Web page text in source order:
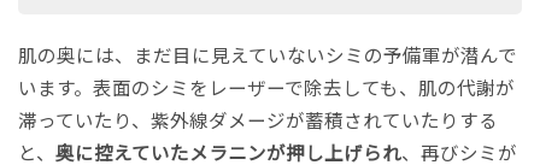
肌の奥には、まだ目に見えていないシミの予備軍が潜んで
います。表面のシミをレーザーで除去しても、肌の代謝が
滞っていたり、紫外線ダメージが蓄積されていたりする
と、 奥に控えていたメラニンが押し上げられ、再びシミが